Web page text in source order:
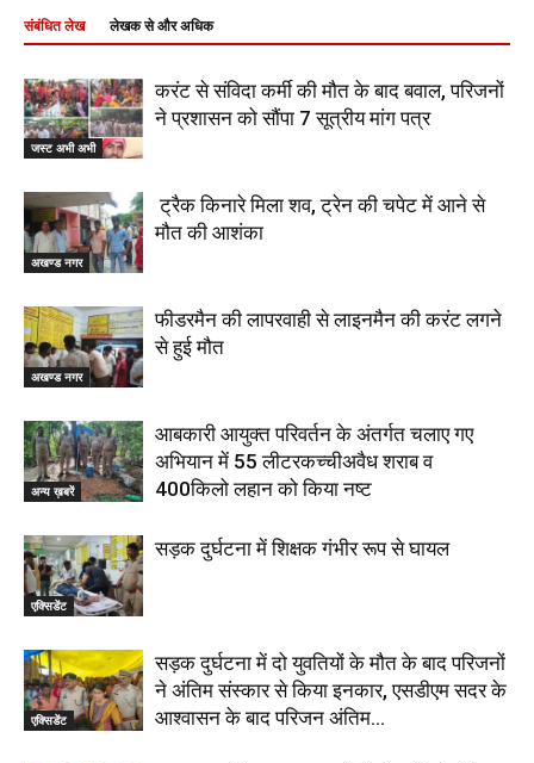
संबंधित लेख लेखक से और अधिक
जस्ट अभी अभी
करंट से संविदा कर्मी की मौत के बाद बवाल, परिजनों
ने प्रशासन को सौंपा 7 सूत्रीय मांग पत्र
अखण्ड नगर
ट्रैक किनारे मिला शव, ट्रेन की चपेट में आने से
मौत की आशंका
अखण्ड नगर
फीडरमैन की लापरवाही से लाइनमैन की करंट लगने
से हुई मौत
अन्य ख़बरें
आबकारी आयुक्त परिवर्तन के अंतर्गत चलाए गए
अभियान में 55 लीटरकच्चीअवैध शराब व
400किलो लहान को किया नष्ट
एक्सिडेंट
सड़क दुर्घटना में शिक्षक गंभीर रूप से घायल
एक्सिडेंट
सड़क दुर्घटना में दो युवतियों के मौत के बाद परिजनों
ने अंतिम संस्कार से किया इनकार, एसडीएम सदर के
आश्वासन के बाद परिजन अंतिम...